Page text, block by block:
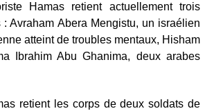
Hamas retient actuellement trois
: Avraham Abera Mengistu, un israélien
atteint de troubles mentaux, Hisham
Ibrahim Abu Ghanima, deux arabes
retient les corps de deux soldats de